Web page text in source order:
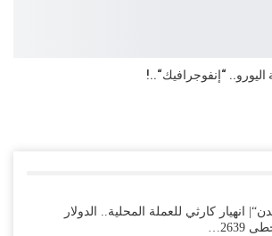
“إنفوجرافيك“..!
انهيار كارثي للعملة المحلية.. الدولار
2639…